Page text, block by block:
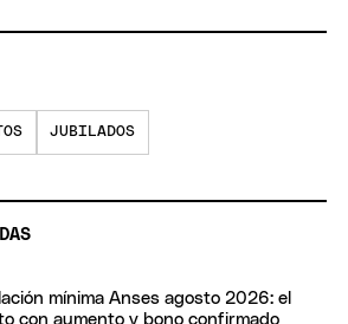
JUBILADOS
mínima Anses agosto 2026: el
con aumento y bono confirmado